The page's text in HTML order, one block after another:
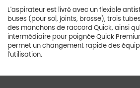
L'aspirateur est livré avec un flexible
buses (pour sol, joints, brosse), trois
des manchons de raccord Quick, ainsi
intermédiaire pour poignée Quick
permet un changement rapide des
l'utilisation.